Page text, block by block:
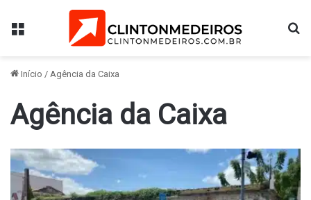
Menu
Início / Agência da Caixa
Agência da Caixa